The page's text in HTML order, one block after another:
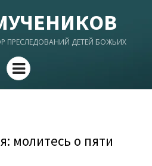
ПРЕСЛЕДОВАНИЙ ДЕТЕЙ БОЖЬИХ
Menu
молитесь о пяти